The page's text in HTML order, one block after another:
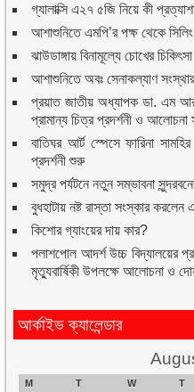
গ্যালাক্সি এ২৭ ৫জি নিয়ে কী
আশাশুনিতে এমপি’র পক্ষ থেকে
ঝাউডাঙ্গায় বিনামূল্যে চোখের
আশাশুনিতে অবঃ সেনাকল্যাণ
প্রয়াত জাতীয় অধ্যাপক ডা. এম আর
প্রামান্য চিত্র প্রদর্শনী ও আলোচনা
বাতিঘর আর্ট স্পেসে ফারিনা
প্রদর্শনী শুরু
সমুদ্র পর্যটনে নতুন সম্ভাবনা
বুধহাটায় নষ্ট রাস্তা সংস্কার
কিশোর গ্যাংয়ের দায় কার?
পলাশপোল আদর্শ উচ্চ বিদ্যালয়ের
মৃত্যুবার্ষিকী উপলক্ষে আলোচনা ও
আর্কাইভ ক্যালেন্ডার
M T W T